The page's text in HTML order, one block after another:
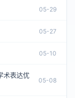
05-29
05-27
05-10
术表达优
05-08